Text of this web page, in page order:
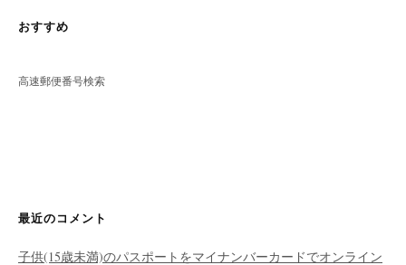
おすすめ
高速郵便番号検索
最近のコメント
子供(15歳未満)のパスポートをマイナンバーカードでオンライン